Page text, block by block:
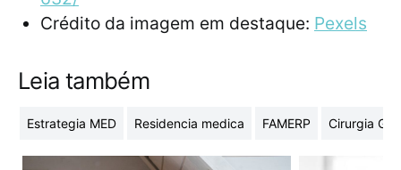
Crédito da imagem em destaque: Pexels
Leia também
Estrategia MED Residencia medica FAMERP Cirurgia